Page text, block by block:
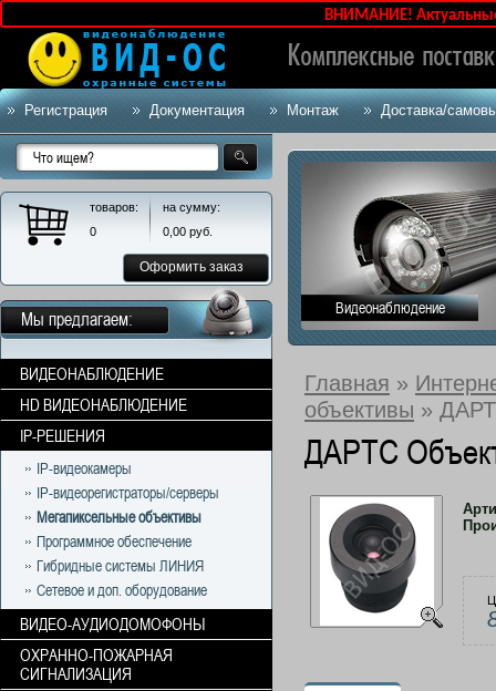
Регистрация Документация Монтаж Доставка/
ВНИМАНИЕ! Актуальные
Видеонаблюдение
Главная »
объективы »
ДАРТС
товаров:
0
на сумму:
0,00 руб.
Оформить заказ
Мы предлагаем:
ВИДЕОНАБЛЮДЕНИЕ
HD ВИДЕОНАБЛЮДЕНИЕ
IP-РЕШЕНИЯ
IP-видеокамеры
IP-видеорегистраторы/серверы
Мегапиксельные объективы
Программное обеспечение
Гибридные системы ЛИНИЯ
Сетевое и доп. оборудование
ВИДЕО-АУДИОДОМОФОНЫ
ОХРАННО-ПОЖАРНАЯ
СИГНАЛИЗАЦИЯ